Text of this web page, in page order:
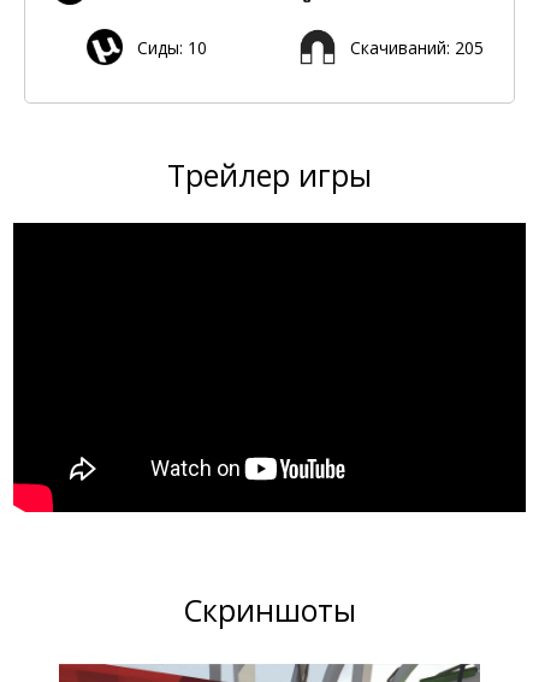
Сиды: 10 Скачиваний: 205
Трейлер игры
Скриншоты